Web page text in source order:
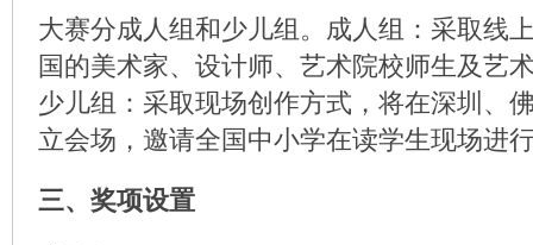
大赛分成人组和少儿组。成人组：采取线
国的美术家、设计师、艺术院校师生及艺
少儿组：采取现场创作方式，将在深圳、
立会场，邀请全国中小学在读学生现场进
三、奖项设置